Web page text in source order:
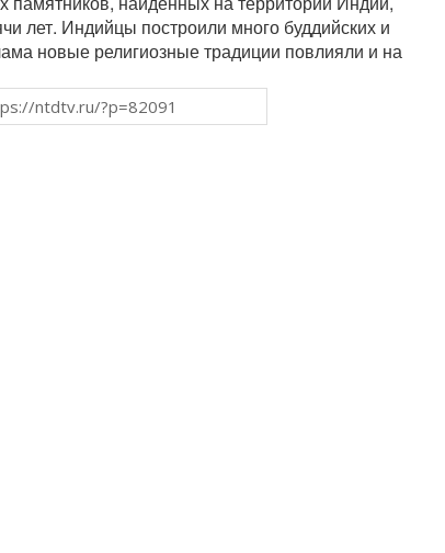
лет. Индийцы построили много буддийских и
новые религиозные традиции повлияли и на